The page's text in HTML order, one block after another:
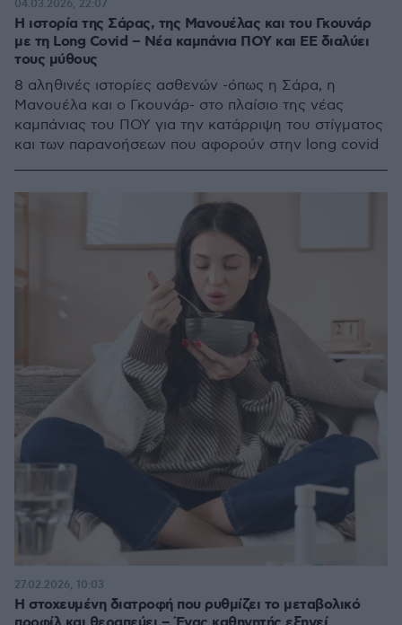
Η ιστορία της Σάρας, της Μανουέλας και του Γκουνάρ
με τη Long Covid – Νέα καμπάνια ΠΟΥ και ΕΕ διαλύει
τους μύθους
8 αληθινές ιστορίες ασθενών -όπως η Σάρα, η
Μανουέλα και ο Γκουνάρ- στο πλαίσιο της νέας
καμπάνιας του ΠΟΥ για την κατάρριψη του στίγματος
και των παρανοήσεων που αφορούν στην long covid
04.03.2026, 22:07
Η στοχευμένη διατροφή που ρυθμίζει το μεταβολικό
27.02.2026, 10:03